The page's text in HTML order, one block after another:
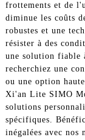
frottements et de
diminue les coûts
robustes et une
résister à des
une solution fiable
recherchiez une
ou une option
Xi'an Lite SIMO
solutions
spécifiques.
inégalées avec nos